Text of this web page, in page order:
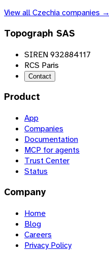
View allCzechiacompanies →
Topograph SAS
SIREN 932884117
RCS Paris
Contact
Product
App
Companies
Documentation
MCP for agents
Trust Center
Status
Company
Home
Blog
Careers
Privacy Policy